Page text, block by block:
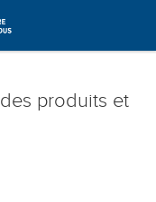
produits et